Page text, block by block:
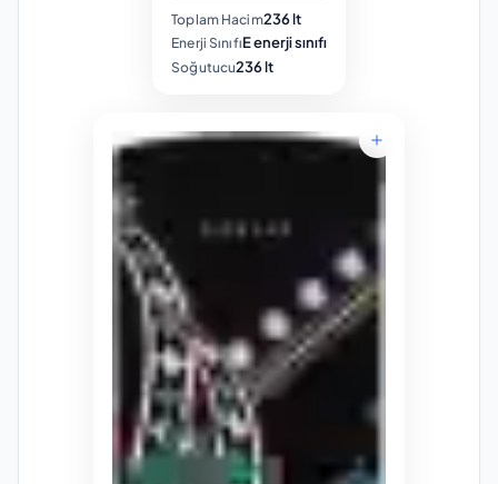
Toplam Hacim236 lt
Enerji SınıfıE enerji sınıfı
Soğutucu236 lt